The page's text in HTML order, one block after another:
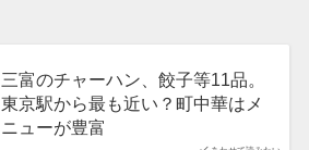
三富のチャーハン、餃子等11品。
東京駅から最も近い？町中華はメ
ニューが豊富